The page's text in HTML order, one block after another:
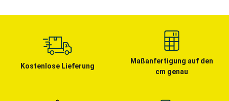
Kostenlose Lieferung
Maßanfertigung auf den
cm genau